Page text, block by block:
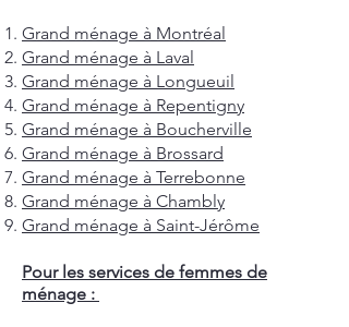
Grand ménage à Montréal
Grand ménage à Laval
Grand ménage à Longueuil
Grand ménage à Repentigny
Grand ménage à Boucherville
Grand ménage à Brossard
Grand ménage à Terrebonne
Grand ménage à Chambly
Grand ménage à Saint-Jérôme
Pour les services de femmes de
ménage :